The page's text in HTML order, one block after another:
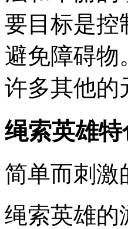
要目标是控
避免障碍物
许多其他的
绳索英雄特
简单而刺激
绳索英雄的